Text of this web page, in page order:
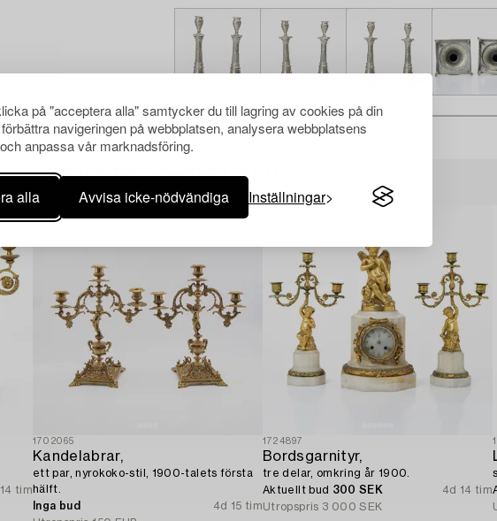
på "acceptera alla" samtycker du till lagring av cookies på din
navigeringen på webbplatsen, analysera webbplatsens
anpassa vår marknadsföring.
alla Avvisa icke-nödvändiga Inställningar
Andra har även tittat på
tim
1702065
Kandelabrar,
ett par, nyrokoko-stil, 1900-talets första
hälft.
Inga bud
4d 15 tim
1724897
Bordsgarnityr,
tre delar, omkring år 1900.
Aktuellt bud 300 SEK
4d 14 tim
Utropspris 3 000 SEK